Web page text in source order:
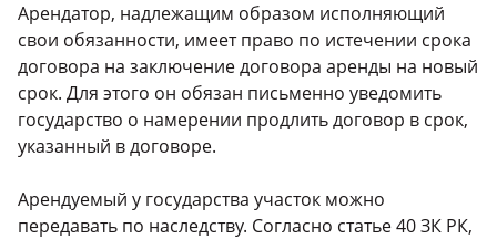
Арендатор, надлежащим образом исполняющий
свои обязанности, имеет право по истечении срока
договора на заключение договора аренды на новый
срок. Для этого он обязан письменно уведомить
государство о намерении продлить договор в срок,
указанный в договоре.
Арендуемый у государства учаcток можно
передавать по наследству. Согласно статье 40 ЗК РК,